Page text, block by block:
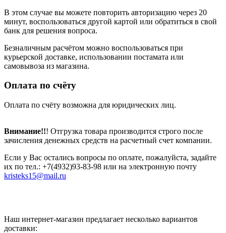
В этом случае вы можете повторить авторизацию через 20
минут, воспользоваться другой картой или обратиться в свой
банк для решения вопроса.
Безналичным расчётом можно воспользоваться при
курьерской доставке, использовании постамата или
самовывоза из магазина.
Оплата по счёту
Оплата по счёту возможна для юридических лиц.
Внимание!!! Отгрузка товара производится строго после
зачисления денежных средств на расчетный счет компании.
Если у Вас остались вопросы по оплате, пожалуйста, задайте
их по тел.: +7(4932)93-83-98 или на электронную почту
kristeks15@mail.ru
Наш интернет-магазин предлагает несколько вариантов
доставки: